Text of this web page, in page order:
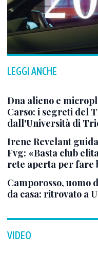
LEGGI ANCHE
Dna alieno e
Carso: i segreti del
dall'Università di
Irene Revelant
Fvg: «Basta club
rete aperta per fare
Camporosso, uomo
da casa: ritrovato a
VIDEO